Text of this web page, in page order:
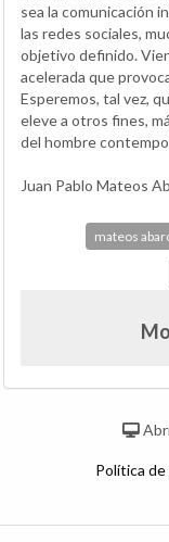
sea la comunicación
las redes sociales,
objetivo definido.
acelerada que
Esperemos, tal vez,
eleve a otros fines,
del hombre
Juan Pablo Mateos
mateos
Política